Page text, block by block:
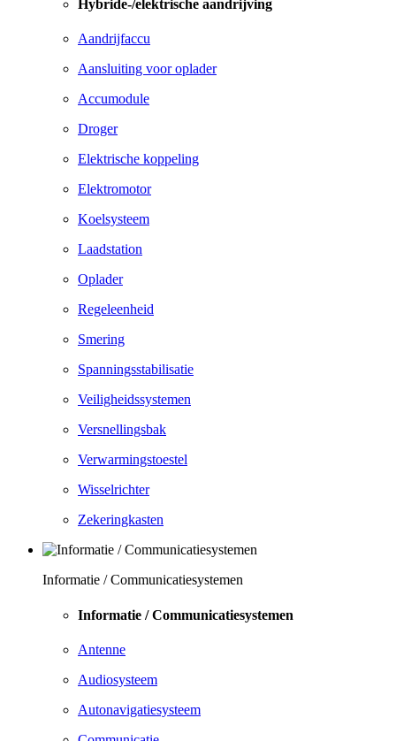
Hybride-/elektrische aandrijving
Aandrijfaccu
Aansluiting voor oplader
Accumodule
Droger
Elektrische koppeling
Elektromotor
Koelsysteem
Laadstation
Oplader
Regeleenheid
Smering
Spanningsstabilisatie
Veiligheidssystemen
Versnellingsbak
Verwarmingstoestel
Wisselrichter
Zekeringkasten
Informatie / Communicatiesystemen
Informatie / Communicatiesystemen
Antenne
Audiosysteem
Autonavigatiesysteem